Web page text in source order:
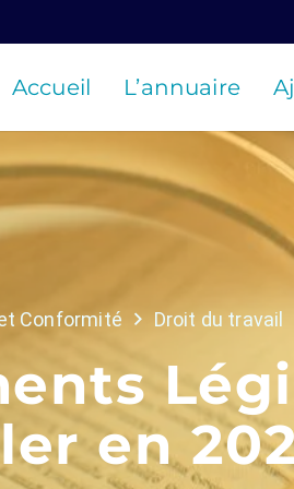
Accueil L’annuaire
Conformité Droit du travail
en